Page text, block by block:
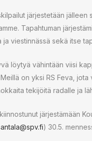
järjestetään
Tapahtuman
ja viestinnässä sekä itse
löytyä vähintään viisi
on yksi RS Feva,
tekijöitä radalle ja
järjestämään
) 30.5.